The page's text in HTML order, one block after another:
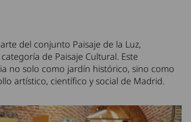
del conjunto Paisaje de la Luz,
de Paisaje Cultural. Este
no solo como jardín histórico, sino como
artístico, científico y social de Madrid.